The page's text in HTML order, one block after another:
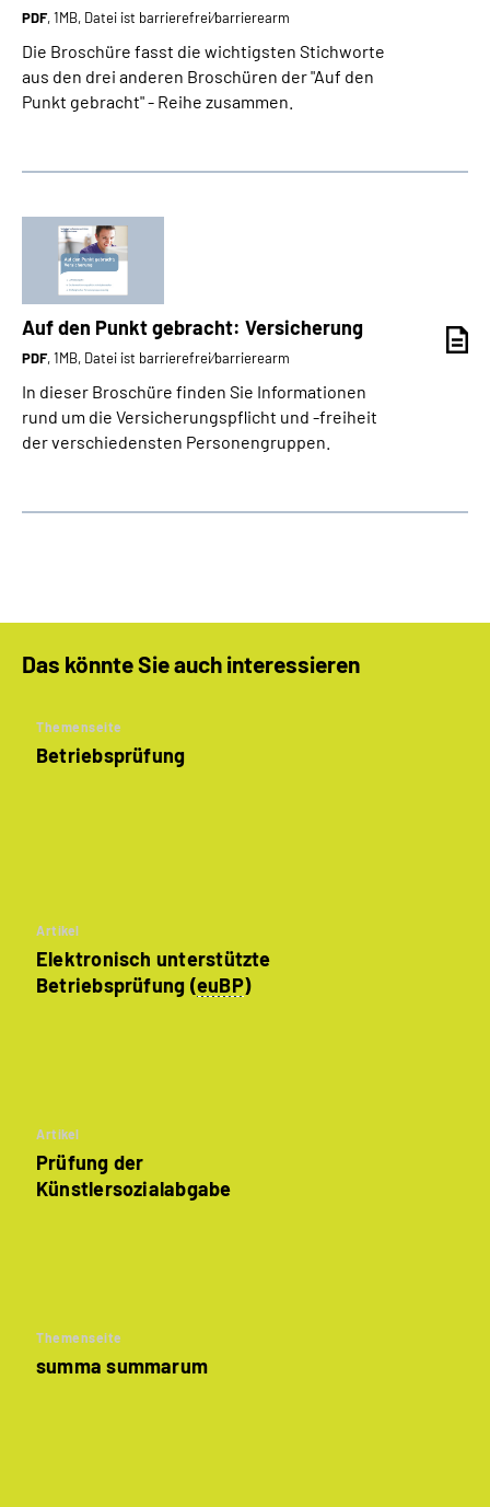
PDF, 1MB, Datei ist barrierefrei⁄barrierearm
Die Broschüre fasst die wichtigsten Stichworte
aus den drei anderen Broschüren der "Auf den
Punkt gebracht" - Reihe zusammen.
Auf den Punkt gebracht: Versicherung
PDF, 1MB, Datei ist barrierefrei⁄barrierearm
In dieser Broschüre finden Sie Informationen
rund um die Versicherungspflicht und -freiheit
der verschiedensten Personengruppen.
Das könnte Sie auch interessieren
Themenseite
Betriebsprüfung
Artikel
Elektronisch unterstützte
Betriebsprüfung (euBP)
Artikel
Prüfung der
Künstlersozialabgabe­
Themenseite
summa summarum